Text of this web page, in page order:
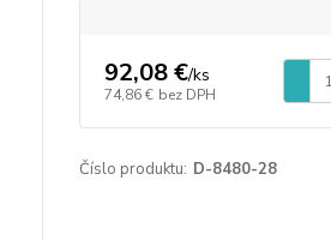
92,08 €/ks
74,86 € bez DPH
Číslo produktu: D-8480-28